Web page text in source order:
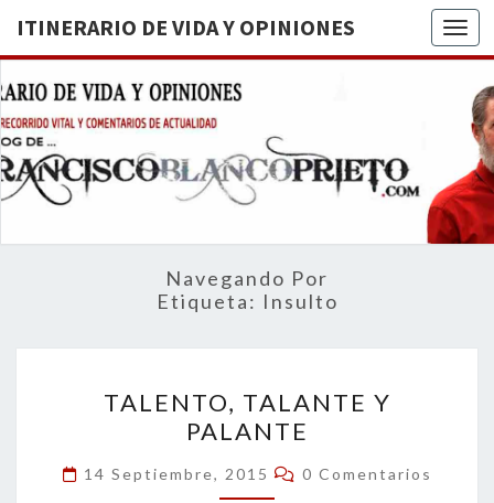
ITINERARIO DE VIDA Y OPINIONES
DE
BREVE
RECORRIDO
VITAL Y
ACTUALIDAD
Navegando Por
Etiqueta: Insulto
TALANTE
Y
PALANTE
TALENTO, TALANTE Y
PALANTE
14 Septiembre, 2015 Comentarios
0 Comentarios